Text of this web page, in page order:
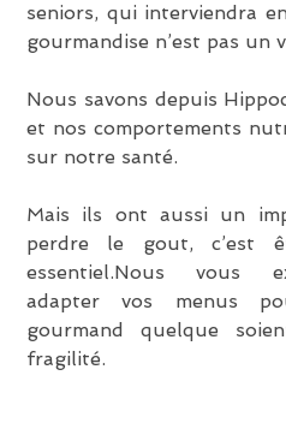
seniors, qui interviendra
gourmandise n’est pas un
Nous savons depuis
et nos comportements
sur notre santé.
Mais ils ont aussi un
perdre le gout, c’est
essentiel.Nous vous
adapter vos menus
gourmand quelque
fragilité.